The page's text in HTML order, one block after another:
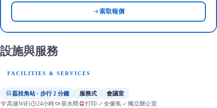
索取報價
設施與服務
FACILITIES & SERVICES
荔枝角站 · 步行 2 分鐘 服務式 會議室
高速WiFi 24小時 茶水間 打印 全傢俬 獨立辦公室